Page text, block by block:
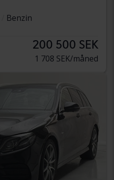
Benzin
200 500 SEK
1 708 SEK/måned